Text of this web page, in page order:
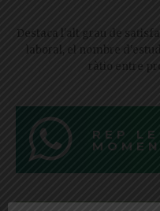
Destaca l'alt grau de
laboral, el nombre
ràtio entre
REP